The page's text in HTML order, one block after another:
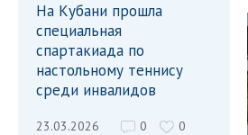
На Кубани прошла
специальная
спартакиада по
настольному теннису
среди инвалидов
23.03.2026 0 0